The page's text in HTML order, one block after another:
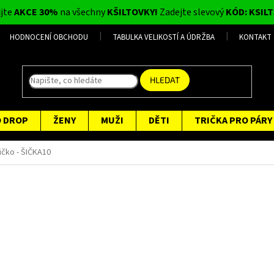
AKCE 30% na všechnyKŠILTOVKY! Zadejte slevovýKÓD:
HODNOCENÍ OBCHODU TABULKA VELIKOSTÍ A ÚDRŽBA KONTAKT
HLEDAT
ŽENY MUŽI DĚTI TRIČKA PRO PÁRY
- ŠIČKA10